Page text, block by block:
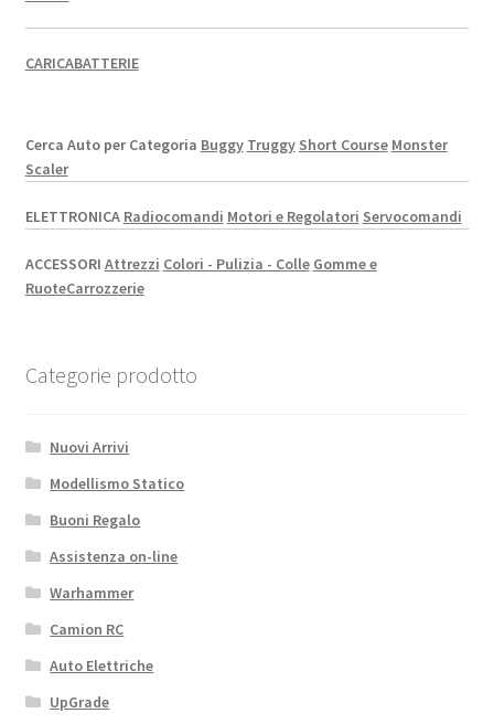
CARICABATTERIE
Cerca Auto per Categoria Buggy Truggy Short Course Monster
Scaler
ELETTRONICA Radiocomandi Motori e Regolatori Servocomandi
ACCESSORI Attrezzi Colori - Pulizia - Colle Gomme e
RuoteCarrozzerie
Categorie prodotto
Nuovi Arrivi
Modellismo Statico
Buoni Regalo
Assistenza on-line
Warhammer
Camion RC
Auto Elettriche
UpGrade